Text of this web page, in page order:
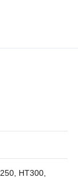
HT300,